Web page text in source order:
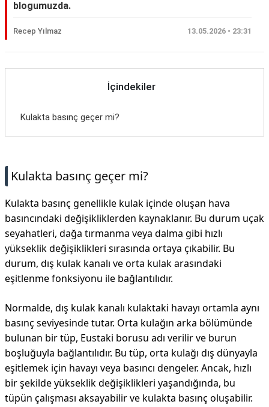
blogumuzda.
Recep Yılmaz 13.05.2026 • 23:31
İçindekiler
Kulakta basınç geçer mi?
Kulakta basınç geçer mi?
Kulakta basınç genellikle kulak içinde oluşan hava
basıncındaki değişikliklerden kaynaklanır. Bu durum uçak
seyahatleri, dağa tırmanma veya dalma gibi hızlı
yükseklik değişiklikleri sırasında ortaya çıkabilir. Bu
durum, dış kulak kanalı ve orta kulak arasındaki
eşitlenme fonksiyonu ile bağlantılıdır.
Normalde, dış kulak kanalı kulaktaki havayı ortamla aynı
basınç seviyesinde tutar. Orta kulağın arka bölümünde
bulunan bir tüp, Eustaki borusu adı verilir ve burun
boşluğuyla bağlantılıdır. Bu tüp, orta kulağı dış dünyayla
eşitlemek için havayı veya basıncı dengeler. Ancak, hızlı
bir şekilde yükseklik değişiklikleri yaşandığında, bu
tüpün çalışması aksayabilir ve kulakta basınç oluşabilir.